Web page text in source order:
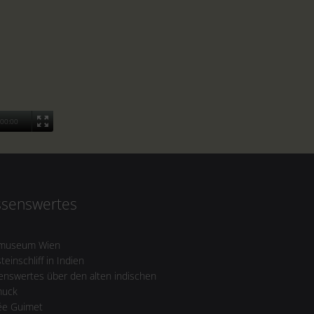
00:00
Wien
in Indien
über den alten indischen
Guimet